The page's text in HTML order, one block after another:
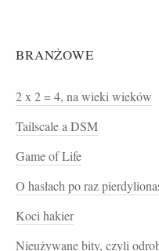
BRANŻOWE
2 x 2 = 4, na wieki wieków
Tailscale a DSM
Game of Life
O hasłach po raz
Koci hakier
Nieużywane bity, czyli